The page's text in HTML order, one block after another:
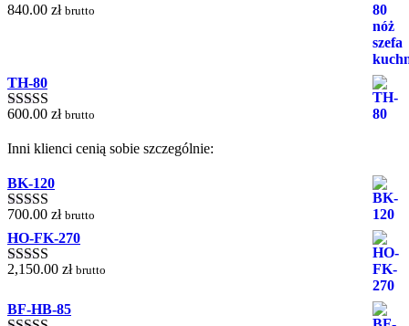
Oceniono
840.00 zł brutto
TH-80
Oceniono
600.00 zł brutto
Inni klienci cenią sobie szczególnie:
BK-120
Oceniono
5.00 na 5
700.00 zł brutto
HO-FK-270
Oceniono
2,150.00 zł brutto
BF-HB-85